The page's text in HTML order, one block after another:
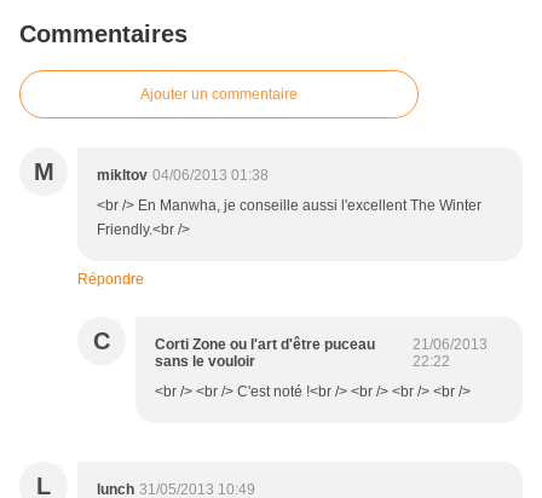
Commentaires
Ajouter un commentaire
M mikltov 04/06/2013 01:38
<br /> En Manwha, je conseille aussi l'excellent The Winter
Friendly.<br />
Répondre
C
Corti Zone ou l'art d'être puceau
sans le vouloir
21/06/2013
22:22
<br /> <br /> C'est noté !<br /> <br /> <br /> <br />
L lunch 31/05/2013 10:49